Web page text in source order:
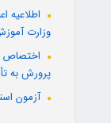
اطلاعیه
وزارت
پرورش به
آزمون